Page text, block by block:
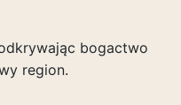
bogactwo
region.